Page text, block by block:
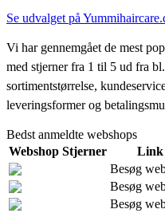
Se udvalget på
Vi har gennemgået de mest
med stjerner fra 1 til 5 ud fra
sortimentstørrelse,
leveringsformer og
Bedst anmeldte webshops
Webshop Stjerner
Link
Besøg
Besøg
Besøg